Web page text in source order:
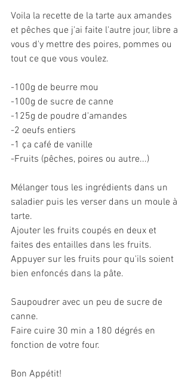
Voila la recette de la tarte aux amandes
et pêches que j'ai faite l'autre jour, libre a
vous d'y mettre des poires, pommes ou
tout ce que vous voulez.
-100g de beurre mou
-100g de sucre de canne
-125g de poudre d'amandes
-2 oeufs entiers
-1 ça café de vanille
-Fruits (pêches, poires ou autre...)
Mélanger tous les ingrédients dans un
saladier puis les verser dans un moule à
tarte.
Ajouter les fruits coupés en deux et
faites des entailles dans les fruits.
Appuyer sur les fruits pour qu'ils soient
bien enfoncés dans la pâte.
Saupoudrer avec un peu de sucre de
canne.
Faire cuire 30 min a 180 dégrés en
fonction de votre four.
Bon Appétit!